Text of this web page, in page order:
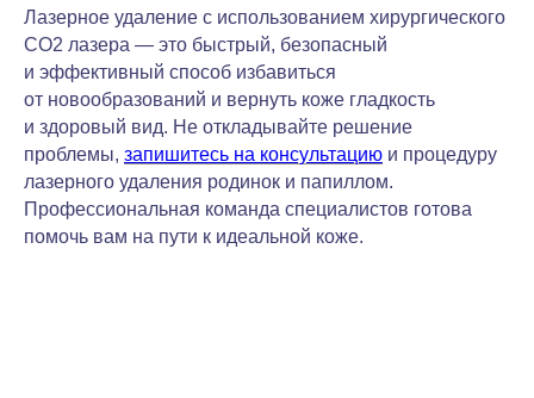
Лазерное удаление с использованием хирургического
CO2 лазера — это быстрый, безопасный
и эффективный способ избавиться
от новообразований и вернуть коже гладкость
и здоровый вид. Не откладывайте решение
проблемы, запишитесь на консультацию и процедуру
лазерного удаления родинок и папиллом.
Профессиональная команда специалистов готова
помочь вам на пути к идеальной коже.